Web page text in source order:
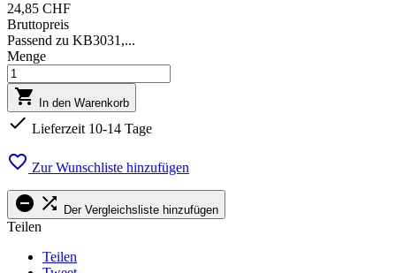
24,85 CHF
Bruttopreis
Passend zu KB3031,...
Menge
 In den Warenkorb
 Lieferzeit 10-14 Tage
 Zur Wunschliste hinzufügen
  Der Vergleichsliste hinzufügen
Teilen
Teilen